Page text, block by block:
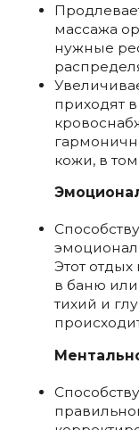
массажа
нужные
приходят
кожи, в
Этот
в баню или
тихий и